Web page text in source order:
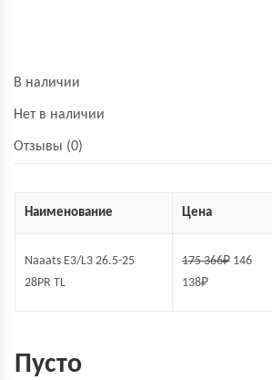
В наличии
Нет в наличии
Отзывы (0)
Наименование Цена
Naaats E3/L3 26.5-25
28PR TL
175 366₽ 146
138₽
Пусто